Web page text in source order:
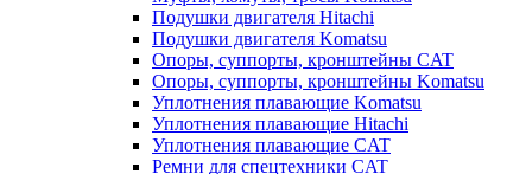
Подушки двигателя Hitachi
Подушки двигателя Komatsu
Опоры, суппорты, кронштейны CAT
Опоры, суппорты, кронштейны Komatsu
Уплотнения плавающие Komatsu
Уплотнения плавающие Hitachi
Уплотнения плавающие CAT
Ремни для спецтехники CAT